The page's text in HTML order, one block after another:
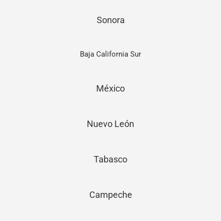
Sonora
Baja California Sur
México
Nuevo León
Tabasco
Campeche